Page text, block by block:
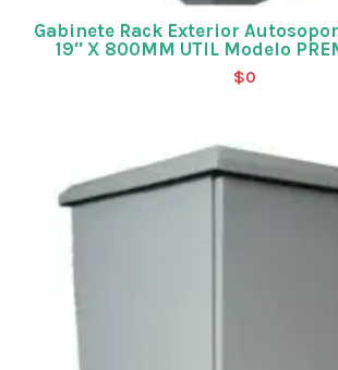
Gabinete Rack Exterior
19″ X 800MM UTIL Modelo
$0